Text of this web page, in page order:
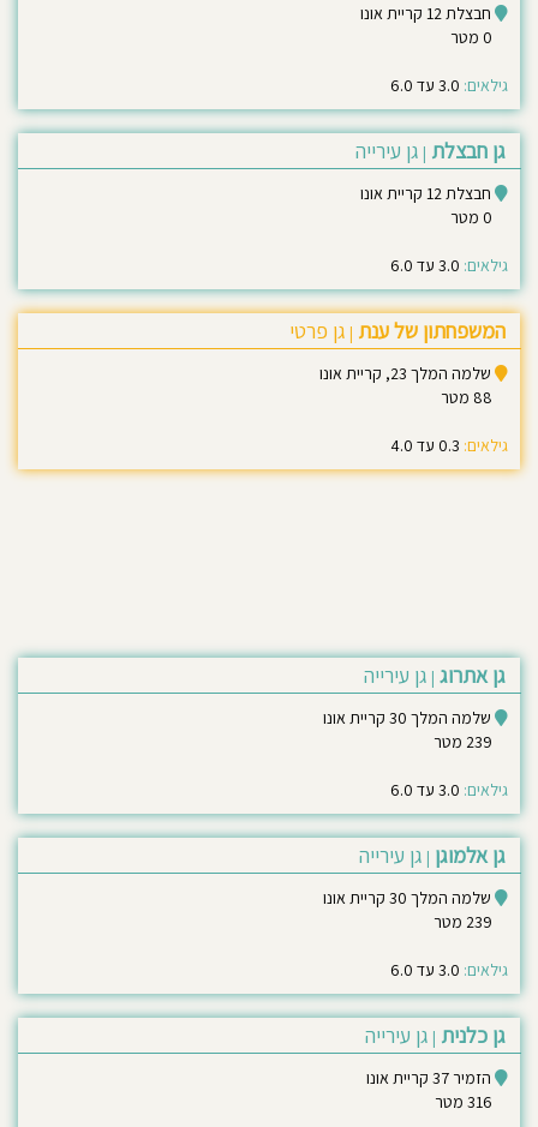
חבצלת 12 קריית אונו
0 מטר
גילאים: 3.0 עד 6.0
גן חבצלת | גן עירייה
חבצלת 12 קריית אונו
0 מטר
גילאים: 3.0 עד 6.0
המשפחתון של ענת | גן פרטי
שלמה המלך 23, קריית אונו
88 מטר
גילאים: 0.3 עד 4.0
גן אתרוג | גן עירייה
שלמה המלך 30 קריית אונו
239 מטר
גילאים: 3.0 עד 6.0
גן אלמוגן | גן עירייה
שלמה המלך 30 קריית אונו
239 מטר
גילאים: 3.0 עד 6.0
גן כלנית | גן עירייה
הזמיר 37 קריית אונו
316 מטר